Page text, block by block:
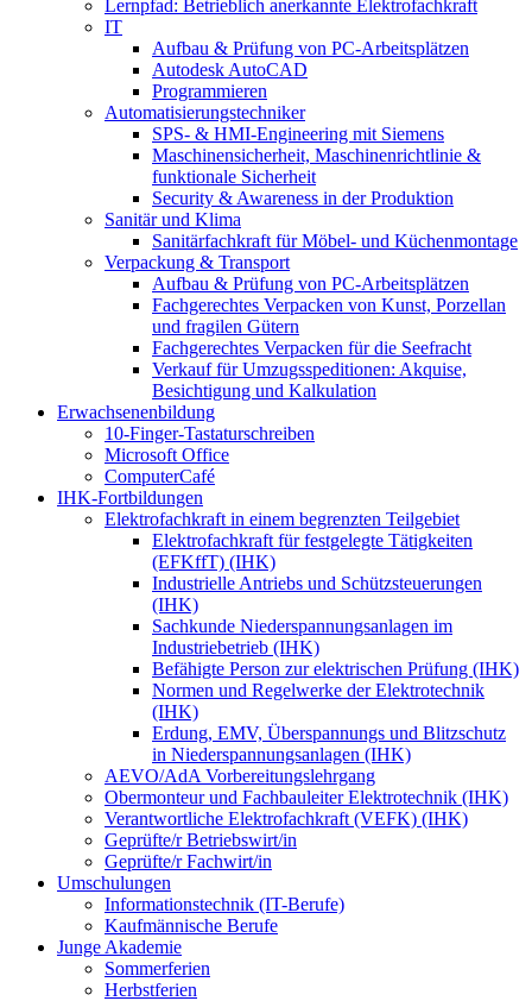
Lernpfad: Betrieblich anerkannte Elektrofachkraft
IT
Aufbau & Prüfung von PC-Arbeitsplätzen
Autodesk AutoCAD
Programmieren
Automatisierungstechniker
SPS‑ & HMI‑Engineering mit Siemens
Maschinensicherheit, Maschinenrichtlinie &
funktionale Sicherheit
Security & Awareness in der Produktion
Sanitär und Klima
Sanitärfachkraft für Möbel- und Küchenmontage
Verpackung & Transport
Aufbau & Prüfung von PC-Arbeitsplätzen
Fachgerechtes Verpacken von Kunst, Porzellan
und fragilen Gütern
Fachgerechtes Verpacken für die Seefracht
Verkauf für Umzugsspeditionen: Akquise,
Besichtigung und Kalkulation
Erwachsenenbildung
10-Finger-Tastaturschreiben
Microsoft Office
ComputerCafé
IHK-Fortbildungen
Elektrofachkraft in einem begrenzten Teilgebiet
Elektrofachkraft für festgelegte Tätigkeiten
(EFKffT) (IHK)
Industrielle Antriebs und Schützsteuerungen
(IHK)
Sachkunde Niederspannungsanlagen im
Industriebetrieb (IHK)
Befähigte Person zur elektrischen Prüfung (IHK)
Normen und Regelwerke der Elektrotechnik
(IHK)
Erdung, EMV, Überspannungs und Blitzschutz
in Niederspannungsanlagen (IHK)
AEVO/AdA Vorbereitungslehrgang
Obermonteur und Fachbauleiter Elektrotechnik (IHK)
Verantwortliche Elektrofachkraft (VEFK) (IHK)
Geprüfte/r Betriebswirt/in
Geprüfte/r Fachwirt/in
Umschulungen
Informationstechnik (IT-Berufe)
Kaufmännische Berufe
Junge Akademie
Sommerferien
Herbstferien